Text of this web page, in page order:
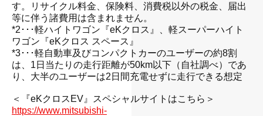
す。リサイクル料金、保険料、消費税以外の税金、届出
等に伴う諸費用は含まれません。
*2･･･軽ハイトワゴン『eKクロス』、軽スーパーハイト
ワゴン『eKクロス スペース』
*3･･･軽自動車及びコンパクトカーのユーザーの約8割
は、1日当たりの走行距離が50km以下（自社調べ）であ
り、大半のユーザーは2日間充電せずに走行できる想定
＜『eKクロスEV』スペシャルサイトはこちら＞
https://www.mitsubishi-